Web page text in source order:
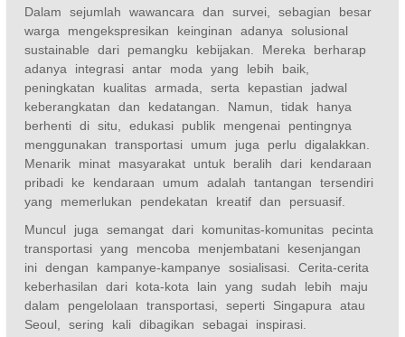
Dalam sejumlah wawancara dan survei, sebagian besar
warga mengekspresikan keinginan adanya solusional
sustainable dari pemangku kebijakan. Mereka berharap
adanya integrasi antar moda yang lebih baik,
peningkatan kualitas armada, serta kepastian jadwal
keberangkatan dan kedatangan. Namun, tidak hanya
berhenti di situ, edukasi publik mengenai pentingnya
menggunakan transportasi umum juga perlu digalakkan.
Menarik minat masyarakat untuk beralih dari kendaraan
pribadi ke kendaraan umum adalah tantangan tersendiri
yang memerlukan pendekatan kreatif dan persuasif.
Muncul juga semangat dari komunitas-komunitas pecinta
transportasi yang mencoba menjembatani kesenjangan
ini dengan kampanye-kampanye sosialisasi. Cerita-cerita
keberhasilan dari kota-kota lain yang sudah lebih maju
dalam pengelolaan transportasi, seperti Singapura atau
Seoul, sering kali dibagikan sebagai inspirasi.